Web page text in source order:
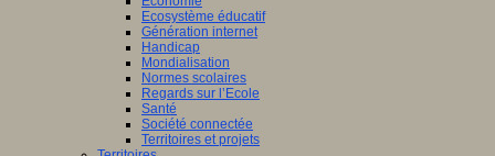
Ecosystème éducatif
Génération internet
Handicap
Mondialisation
Normes scolaires
Regards sur l’Ecole
Santé
Société connectée
Territoires et projets